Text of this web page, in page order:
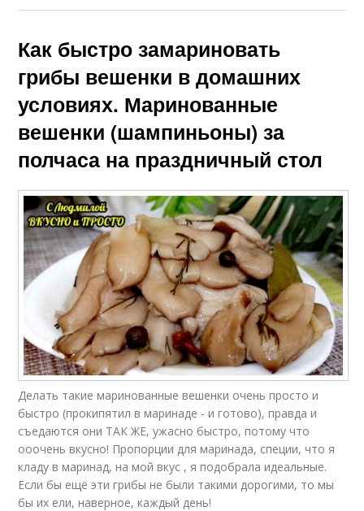
Как быстро замариновать
грибы вешенки в домашних
условиях. Маринованные
вешенки (шампиньоны) за
полчаса на праздничный стол
Делать такие маринованные вешенки очень просто и
быстро (прокипятил в маринаде - и готово), правда и
съедаются они ТАК ЖЕ, ужасно быстро, потому что
ооочень вкусно! Пропорции для маринада, специи, что я
кладу в маринад, на мой вкус , я подобрала идеальные.
Если бы ещё эти грибы не были такими дорогими, то мы
бы их ели, наверное, каждый день!